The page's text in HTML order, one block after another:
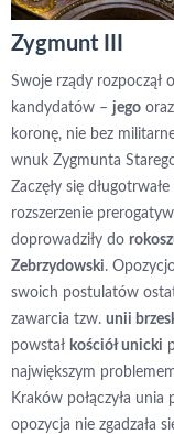
Zygmunt III
Swoje rządy rozpoczął
kandydatów – jego oraz
koronę, nie bez
wnuk Zygmunta
Zaczęły się
rozszerzenie
doprowadziły do
Zebrzydowski.
swoich postulatów
zawarcia tzw. unii
powstał kościół unicki
największym
Kraków połączyła unia
opozycja nie zgadzała